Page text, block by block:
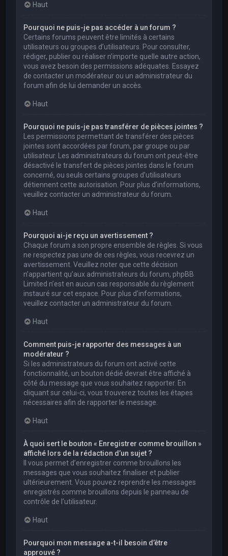
Haut
Pourquoi ne puis-je pas accéder à un forum ?
Certains forums peuvent être limités à certains
utilisateurs ou groupes d’utilisateurs. Pour consulter,
rédiger, publier ou réaliser n’importe quelle autre action,
vous avez besoin des permissions adéquates. Essayez
de contacter un modérateur ou un administrateur du
forum afin de lui demander un accès.
Haut
Pourquoi ne puis-je pas transférer de pièces jointes ?
Les permissions permettant de transférer des pièces
jointes sont accordées par forum, par groupe ou par
utilisateur. Les administrateurs du forum ont peut-être
désactivé le transfert de pièces jointes dans le forum
concerné, ou seuls certains groupes d’utilisateurs
détiennent cette autorisation. Pour plus d’informations,
veuillez contacter un administrateur du forum.
Haut
Pourquoi ai-je reçu un avertissement ?
Chaque forum a son propre ensemble de règles. Si vous
ne respectez pas une de ces règles, vous recevrez un
avertissement. Veuillez noter que cette décision
n’appartient qu’aux administrateurs du forum, phpBB
Limited n’est en aucun cas responsable du règlement
instauré sur cet espace. Pour plus d’informations,
veuillez contacter un administrateur du forum.
Haut
Comment puis-je rapporter des messages à un
modérateur ?
Si les administrateurs du forum ont activé cette
fonctionnalité, un bouton dédié devrait être affiché à
côté du message que vous souhaitez rapporter. En
cliquant sur celui-ci, vous trouverez toutes les étapes
nécessaires afin de rapporter le message.
Haut
À quoi sert le bouton « Enregistrer comme brouillon »
affiché lors de la rédaction d’un sujet ?
Il vous permet d’enregistrer comme brouillons les
messages que vous souhaitez finaliser et publier
ultérieurement. Vous pouvez reprendre les messages
enregistrés comme brouillons depuis le panneau de
contrôle de l’utilisateur.
Haut
Pourquoi mon message a-t-il besoin d’être
approuvé ?